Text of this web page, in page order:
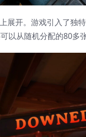
开。游戏引入了独
从随机分配的80多